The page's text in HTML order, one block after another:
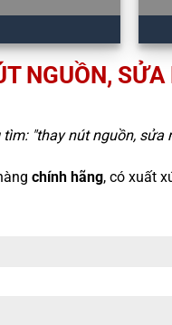
NGUỒN,
tìm: "thay nút nguồn, sửa
chính hãng, có xuất